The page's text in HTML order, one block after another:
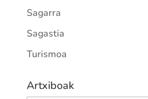
Sagarra
Sagastia
Turismoa
Artxiboak